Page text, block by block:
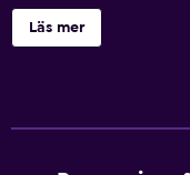
3-stjärniga hotell
reception och
Läs mer